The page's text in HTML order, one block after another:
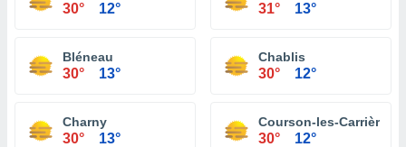
30° 12° 31° 13°
Bléneau
30° 13°
Chablis
30° 12°
Charny
30° 13°
Courson-les-Carrières
30° 12°